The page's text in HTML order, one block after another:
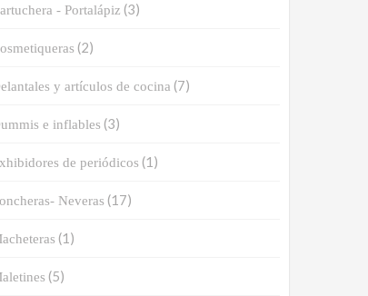
- Portalápiz (3)
(2)
y artículos de cocina (7)
e inflables (3)
de periódicos (1)
Neveras (17)
(1)
(5)